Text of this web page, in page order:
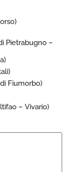
Pietrabugno –
Fiumorbo)
– Vivario)